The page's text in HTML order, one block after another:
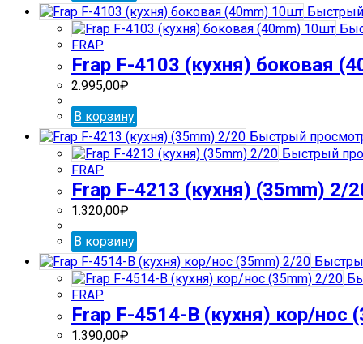
FRAP
Frap F-4103 (кухня) боковая
2.995,00₽
В корзину
Быстрый
Быстрый
FRAP
Frap F-4213 (кухня) (35mm) 2/
1.320,00₽
В корзину
FRAP
Frap F-4514-В (кухня) кор/нос
1.390,00₽